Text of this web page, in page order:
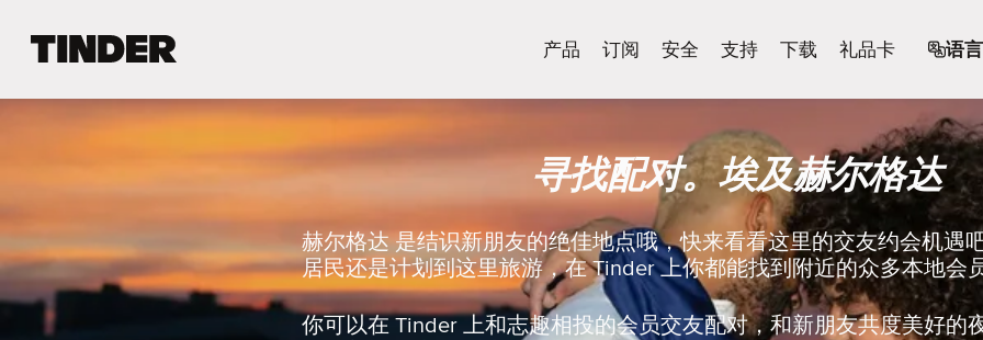
d
产品 订阅 安全 支持 下载 礼品卡 语言
寻找配对。埃及赫尔格达
赫尔格达 是结识新朋友的绝佳地点哦，快来看看这里的交友约会机遇
居民还是计划到这里旅游，在 Tinder 上你都能找到附近的众多本地会
你可以在 Tinder 上和志趣相投的会员交友配对，和新朋友共度美好的